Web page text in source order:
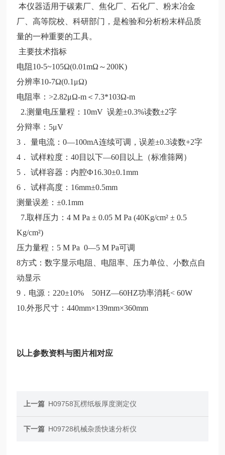
本仪器适用于碳素厂、焦化厂、石化厂、粉末冶金
厂、高等院校、科研部门，是检验和分析粉末样品质
量的一种重要的工具。
主要技术指标
电阻10-5~105Ω(0.01mΩ～200K)
分辨率10-7Ω(0.1μΩ)
电阻率：>2.82μΩ-m＜7.3*103Ω-m
2.测量电压量程：10mV 误差±0.3%读数±2字
分辩率：5μV
3． 量电流：0—100mA连续可调，误差±0.3读数+2字
4． 试样粒度：40目以下—60目以上（标准筛网）
5． 试样容器：内腔Ф16.30±0.1mm
6． 试样高度：16mm±0.5mm
测量误差：±0.1mm
7.取样压力：4 M Pa ± 0.05 M Pa (40Kg/cm² ± 0.5
Kg/cm²)
压力量程：5 M Pa 0—5 M Pa可调
8方式：数字显示电阻、电阻率、压力单位、小数点自
动显示
9．电源：220±10% 50HZ—60HZ功率消耗< 60W
10.外形尺寸：440mm×139mm×360mm
以上参数资料与图片相对应
上一篇 H09758瓦楞纸板厚度测定仪
下一篇 H09728机械杂质快速分析仪